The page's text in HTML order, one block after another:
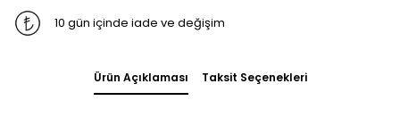
10 gün içinde iade ve değişim
Ürün Açıklaması Taksit Seçenekleri